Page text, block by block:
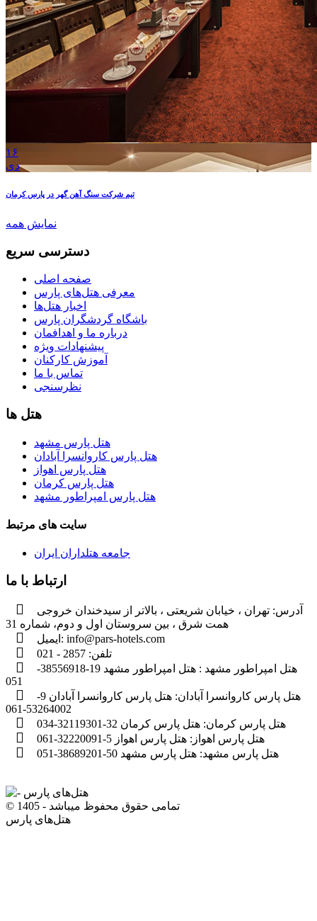
۱۶
دی
تیم شرکت سنگ آهن گهر در پارس کرمان
نمایش همه
دسترسی سریع
صفحه اصلی
معرفی هتل‌های پارس
اخبار هتل‌ها
باشگاه گردشگران پارس
درباره ما و اهدافمان
پیشنهادات ویژه
آموزش کارکنان
تماس با ما
نظرسنجی
هتل ها
هتل پارس مشهد
هتل پارس کاروانسرا آبادان
هتل پارس اهواز
هتل پارس کرمان
هتل پارس امپراطور مشهد
سایت های مرتبط
جامعه هتلداران ایران
ارتباط با ما
آدرس: تهران ، خیابان شریعتی ، بالاتر از سیدخندان خروجی
همت شرق ، بین سروستان اول و دوم، شماره 31
ایمیل: info@pars-hotels.com
تلفن:
هتل امپراطور مشهد :
هتل امپراطور مشهد 19-38556918-
051
هتل پارس کاروانسرا آبادان:
هتل پارس کاروانسرا آبادان 9-
53264002-061
هتل پارس کرمان: هتل پارس کرمان 32-32119301-034
هتل پارس اهواز: هتل پارس اهواز 5-32220091-061
هتل پارس مشهد: هتل پارس مشهد 50-38689201-051
© 1405 - تمامی حقوق محفوظ میباشد
هتل‌های پارس